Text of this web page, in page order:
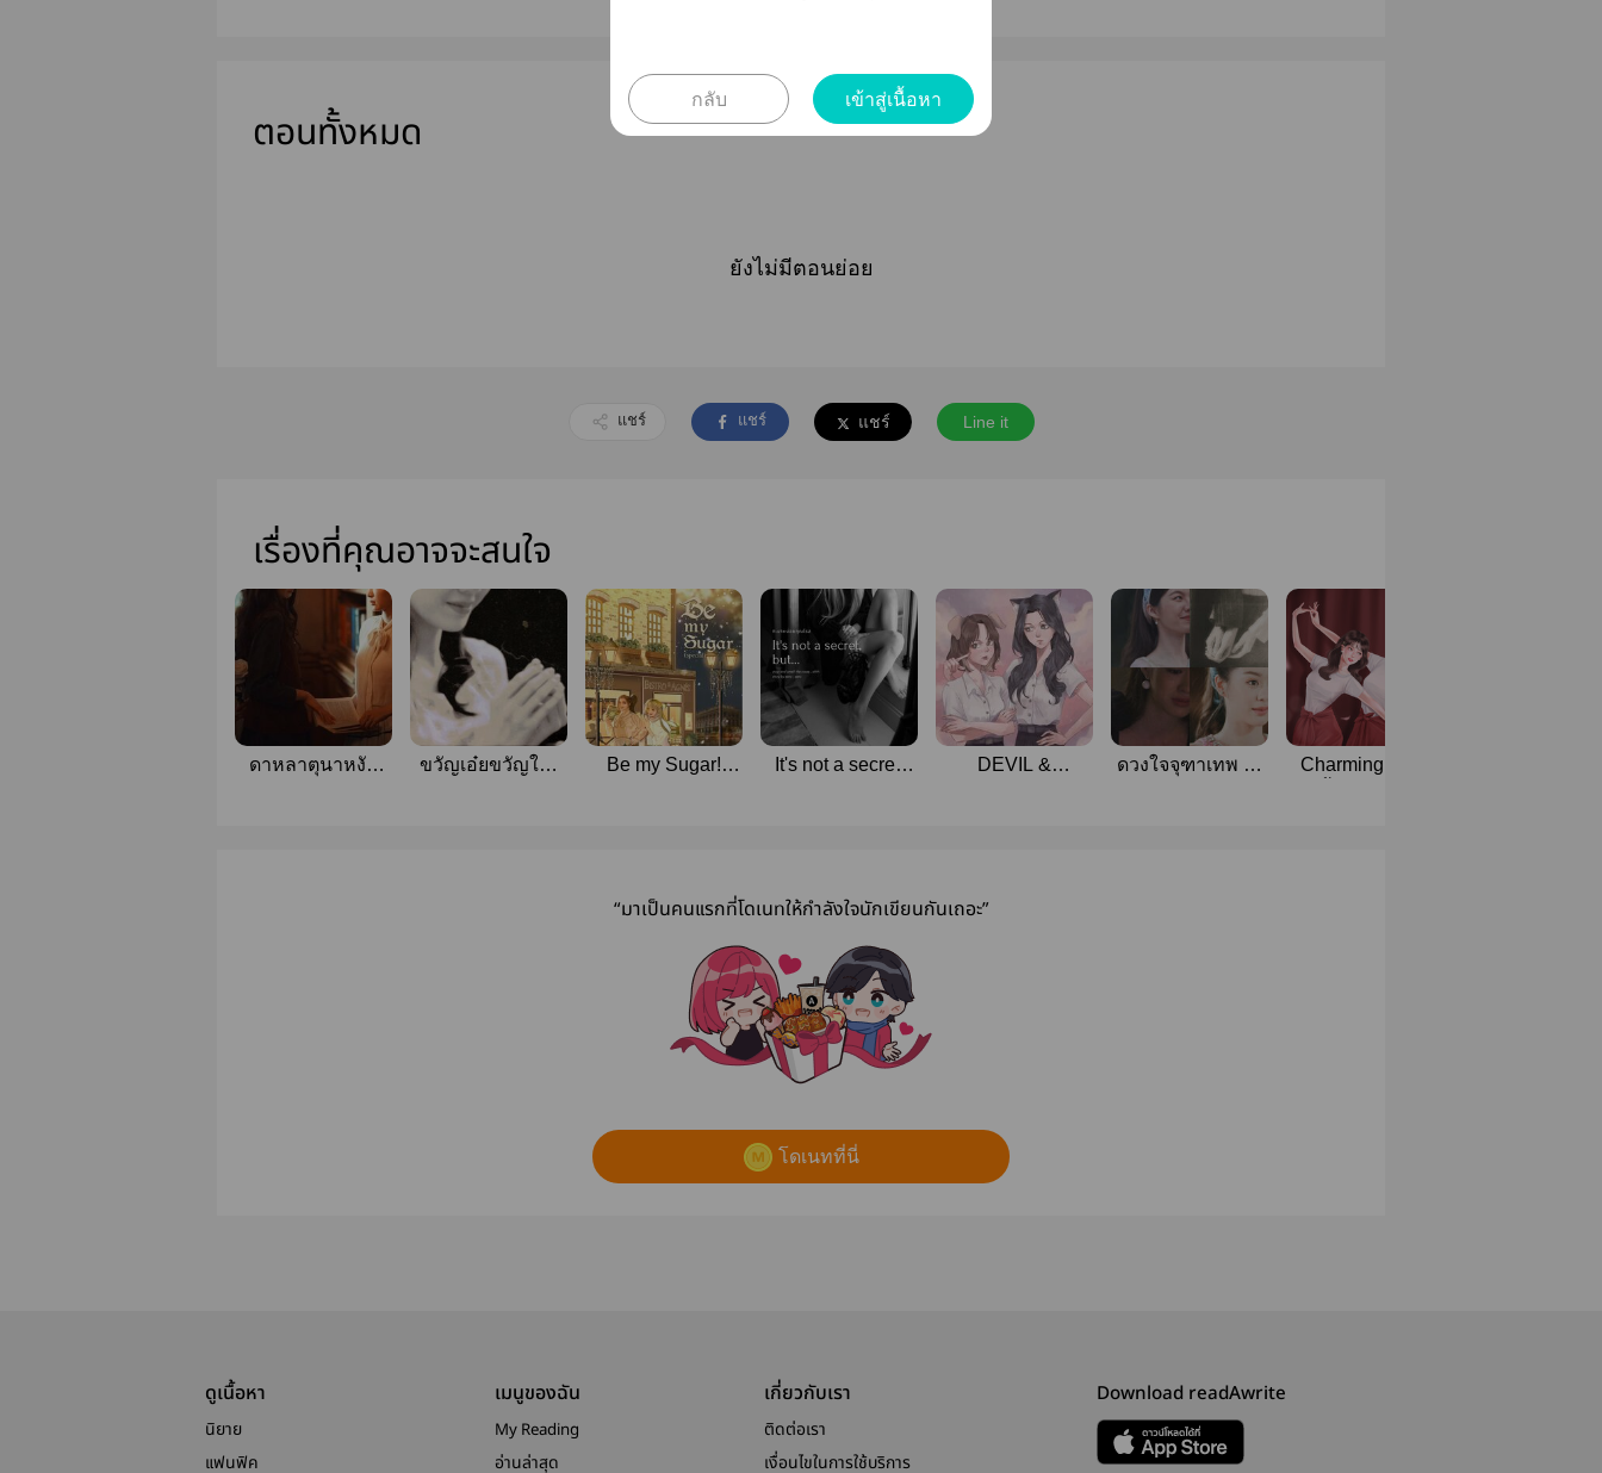
ตอนทั้งหมด
ยังไม่มีตอนย่อย
แชร์ แชร์ แชร์ Line it
เรื่องที่คุณอาจจะสนใจ
ดาหลาตุนาหงัน
ขวัญเอ๋ยขวัญใจ |
Be my Sugar!
It's not a secret,
DEVIL &
ดวงใจจุฑาเทพ —
Charming Lady
“มาเป็นคนแรกที่โดเนทให้กำลังใจนักเขียนกันเถอะ”
โดเนทที่นี่
ดูเนื้อหา
นิยาย
แฟนฟิค
เมนูของฉัน
My Reading
อ่านล่าสุด
เกี่ยวกับเรา
ติดต่อเรา
เงื่อนไขในการใช้บริการ
Download readAwrite
กลับ เข้าสู่เนื้อหา